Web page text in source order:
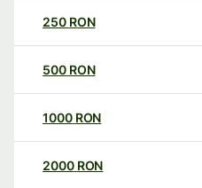
250 RON
500 RON
1000 RON
2000 RON